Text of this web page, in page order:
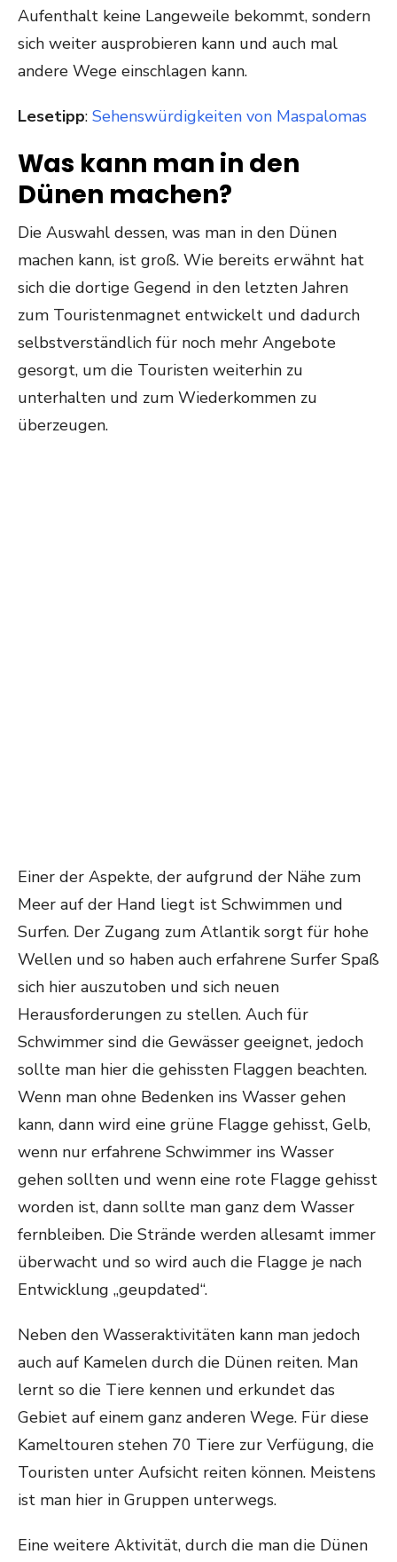
Aufenthalt keine Langeweile bekommt, sondern
sich weiter ausprobieren kann und auch mal
andere Wege einschlagen kann.
Lesetipp: Sehenswürdigkeiten von Maspalomas
Was kann man in den
Dünen machen?
Die Auswahl dessen, was man in den Dünen
machen kann, ist groß. Wie bereits erwähnt hat
sich die dortige Gegend in den letzten Jahren
zum Touristenmagnet entwickelt und dadurch
selbstverständlich für noch mehr Angebote
gesorgt, um die Touristen weiterhin zu
unterhalten und zum Wiederkommen zu
überzeugen.
Einer der Aspekte, der aufgrund der Nähe zum
Meer auf der Hand liegt ist Schwimmen und
Surfen. Der Zugang zum Atlantik sorgt für hohe
Wellen und so haben auch erfahrene Surfer Spaß
sich hier auszutoben und sich neuen
Herausforderungen zu stellen. Auch für
Schwimmer sind die Gewässer geeignet, jedoch
sollte man hier die gehissten Flaggen beachten.
Wenn man ohne Bedenken ins Wasser gehen
kann, dann wird eine grüne Flagge gehisst, Gelb,
wenn nur erfahrene Schwimmer ins Wasser
gehen sollten und wenn eine rote Flagge gehisst
worden ist, dann sollte man ganz dem Wasser
fernbleiben. Die Strände werden allesamt immer
überwacht und so wird auch die Flagge je nach
Entwicklung „geupdated“.
Neben den Wasseraktivitäten kann man jedoch
auch auf Kamelen durch die Dünen reiten. Man
lernt so die Tiere kennen und erkundet das
Gebiet auf einem ganz anderen Wege. Für diese
Kameltouren stehen 70 Tiere zur Verfügung, die
Touristen unter Aufsicht reiten können. Meistens
ist man hier in Gruppen unterwegs.
Eine weitere Aktivität, durch die man die Dünen